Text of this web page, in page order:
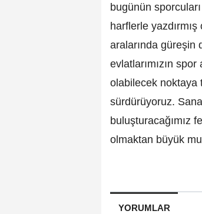
bugünün
harflerle
aralarında güreşin
evlatlarımızın
olabilecek noktaya
sürdürüyoruz.
buluşturacağımız
olmaktan büyük
YORUMLAR